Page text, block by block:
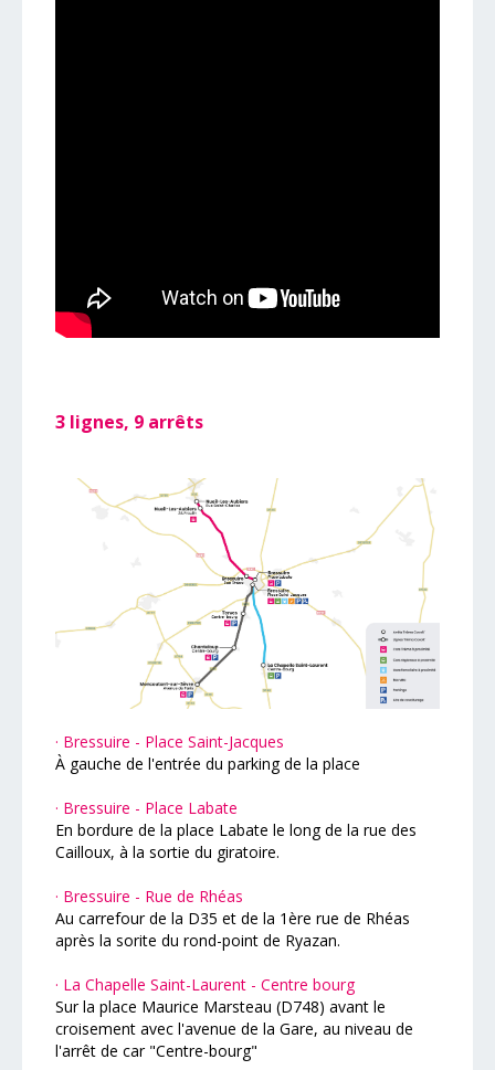
3 lignes, 9 arrêts
· Bressuire - Place Saint-Jacques
À gauche de l'entrée du parking de la place
· Bressuire - Place Labate
En bordure de la place Labate le long de la rue des
Cailloux, à la sortie du giratoire.
· Bressuire - Rue de Rhéas
Au carrefour de la D35 et de la 1ère rue de Rhéas
après la sorite du rond-point de Ryazan.
· La Chapelle Saint-Laurent - Centre bourg
Sur la place Maurice Marsteau (D748) avant le
croisement avec l'avenue de la Gare, au niveau de
l'arrêt de car "Centre-bourg"